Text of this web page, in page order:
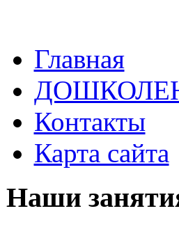
Главная
Контакты
Карта сайта
Наши